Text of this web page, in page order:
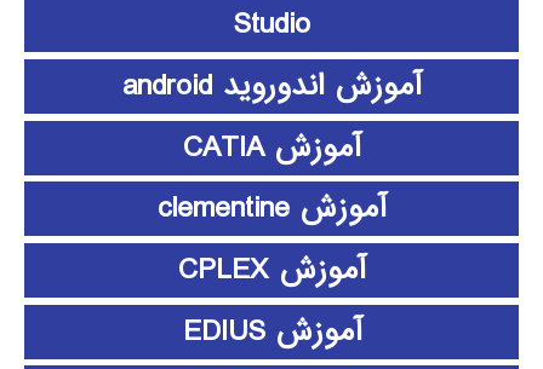
Studio
آموزش اندوروید android
آموزش CATIA
آموزش clementine
آموزش CPLEX
آموزش EDIUS